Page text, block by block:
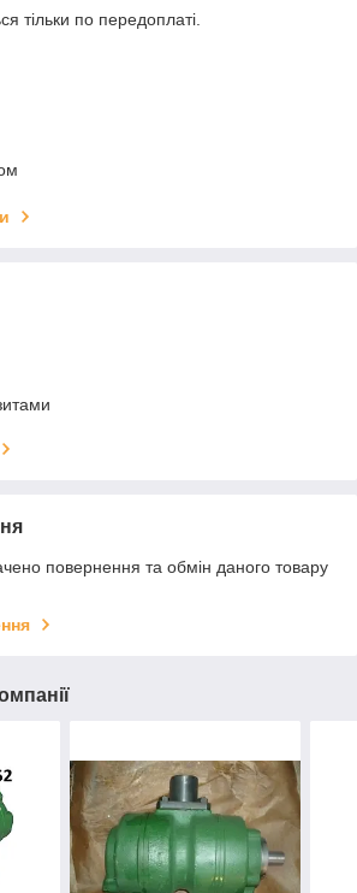
тільки по передоплаті.
повернення та обмін даного товару